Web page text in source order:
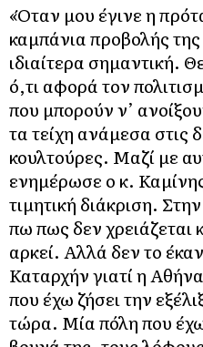
«Όταν μου έγινε η
καμπάνια προβολής
ιδιαίτερα σημαντική.
ό,τι αφορά τον
που μπορούν ν’
τα τείχη ανάμεσα στις
κουλτούρες. Μαζί με
ενημέρωσε ο κ.
τιμητική διάκριση.
πω πως δεν χρειάζεται
αρκεί. Αλλά δεν το
Καταρχήν γιατί η
που έχω ζήσει την
τώρα. Μία πόλη που